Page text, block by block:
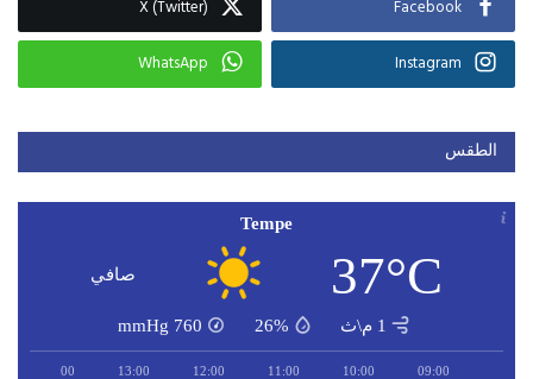
Facebook
X (Twitter)
Instagram
WhatsApp
الطقس
Tempe
37°C صافي
1 م\ث 26%
760
mmHg
09:00
10:00
11:00
12:00
13:00
14:00